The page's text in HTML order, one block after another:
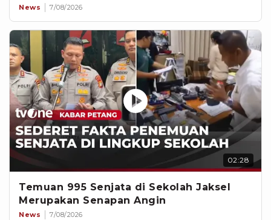
News 7/08/2026
02:28
Temuan 995 Senjata di Sekolah Jaksel
Merupakan Senapan Angin
News 7/08/2026